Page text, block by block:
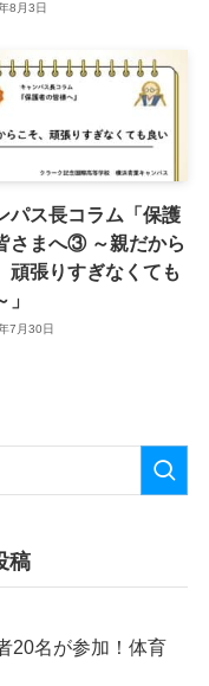
8月3日
パス長コラム「保護
さまへ③ ～親だから
頑張りすぎなくても
7月30日
稿
20名が参加！体育